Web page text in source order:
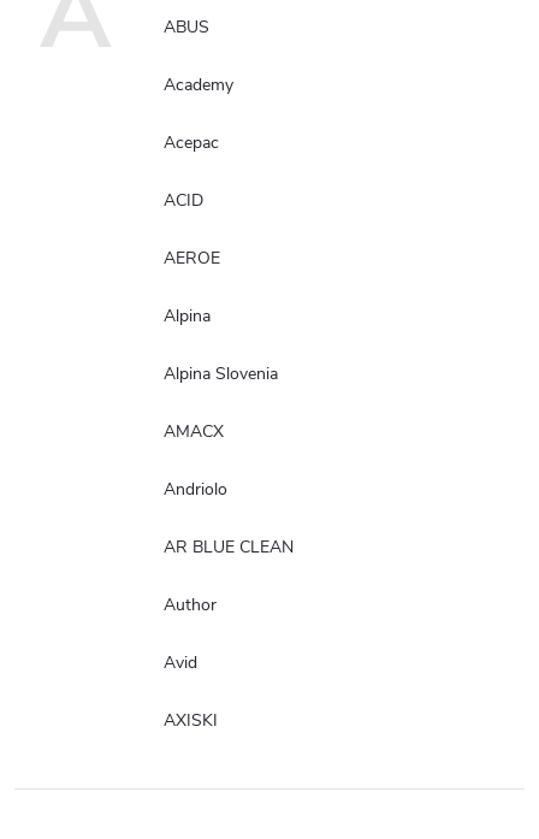
ABUS
Academy
Acepac
ACID
AEROE
Alpina
Alpina Slovenia
AMACX
Andriolo
AR BLUE CLEAN
Author
Avid
AXISKI